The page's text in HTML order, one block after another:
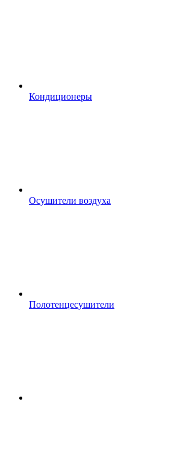
Кондиционеры
Осушители воздуха
Полотенцесушители